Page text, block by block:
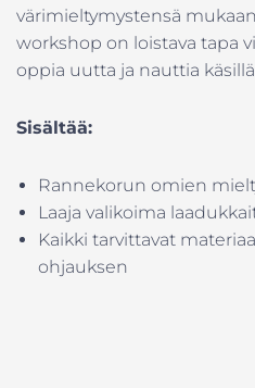
värimieltymystensä
workshop on loistava tapa
oppia uutta ja nauttia
Sisältää:
Rannekorun omien
Laaja valikoima
Kaikki tarvittavat
ohjauksen